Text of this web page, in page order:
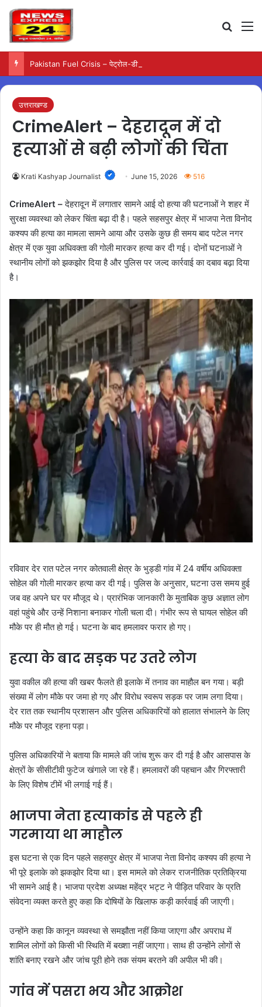
उत्तराखण्ड
CrimeAlert – देहरादून में दो
हत्याओं से बढ़ी लोगों की चिंता
Krati Kashyap Journalist June 15, 2026 516
CrimeAlert –देहरादून में लगातार सामने आई दो हत्या की घटनाओं ने शहर में
सुरक्षा व्यवस्था को लेकर चिंता बढ़ा दी है। पहले सहसपुर क्षेत्र में भाजपा नेता विनोद
कश्यप की हत्या का मामला सामने आया और उसके कुछ ही समय बाद पटेल नगर
क्षेत्र में एक युवा अधिवक्ता की गोली मारकर हत्या कर दी गई। दोनों घटनाओं ने
स्थानीय लोगों को झकझोर दिया है और पुलिस पर जल्द कार्रवाई का दबाव बढ़ा दिया
है।
रविवार देर रात पटेल नगर कोतवाली क्षेत्र के भुड्डी गांव में 24 वर्षीय अधिवक्ता
सोहेल की गोली मारकर हत्या कर दी गई। पुलिस के अनुसार, घटना उस समय हुई
जब वह अपने घर पर मौजूद थे। प्रारंभिक जानकारी के मुताबिक कुछ अज्ञात लोग
वहां पहुंचे और उन्हें निशाना बनाकर गोली चला दी। गंभीर रूप से घायल सोहेल की
मौके पर ही मौत हो गई। घटना के बाद हमलावर फरार हो गए।
हत्या के बाद सड़क पर उतरे लोग
युवा वकील की हत्या की खबर फैलते ही इलाके में तनाव का माहौल बन गया। बड़ी
संख्या में लोग मौके पर जमा हो गए और विरोध स्वरूप सड़क पर जाम लगा दिया।
देर रात तक स्थानीय प्रशासन और पुलिस अधिकारियों को हालात संभालने के लिए
मौके पर मौजूद रहना पड़ा।
पुलिस अधिकारियों ने बताया कि मामले की जांच शुरू कर दी गई है और आसपास के
क्षेत्रों के सीसीटीवी फुटेज खंगाले जा रहे हैं। हमलावरों की पहचान और गिरफ्तारी
के लिए विशेष टीमें भी लगाई गई हैं।
भाजपा नेता हत्याकांड से पहले ही
गरमाया था माहौल
इस घटना से एक दिन पहले सहसपुर क्षेत्र में भाजपा नेता विनोद कश्यप की हत्या ने
भी पूरे इलाके को झकझोर दिया था। इस मामले को लेकर राजनीतिक प्रतिक्रिया
भी सामने आई है। भाजपा प्रदेश अध्यक्ष महेंद्र भट्ट ने पीड़ित परिवार के प्रति
संवेदना व्यक्त करते हुए कहा कि दोषियों के खिलाफ कड़ी कार्रवाई की जाएगी।
उन्होंने कहा कि कानून व्यवस्था से समझौता नहीं किया जाएगा और अपराध में
शामिल लोगों को किसी भी स्थिति में बख्शा नहीं जाएगा। साथ ही उन्होंने लोगों से
शांति बनाए रखने और जांच पूरी होने तक संयम बरतने की अपील भी की।
गांव में पसरा भय और आक्रोश